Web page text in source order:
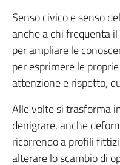
Senso civico e senso
anche a chi frequenta
per ampliare le
per esprimere le
attenzione e rispetto,
Alle volte si trasforma
denigrare, anche
ricorrendo a profili
alterare lo scambio di